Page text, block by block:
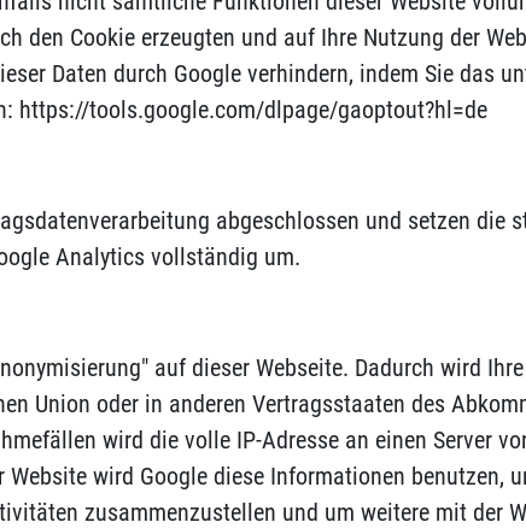
den Cookie erzeugten und auf Ihre Nutzung der
Daten durch Google verhindern, indem Sie das
https://tools.google.com/dlpage/gaoptout?hl=de
abgeschlossen und setzen die
Analytics vollständig um.
auf dieser Webseite. Dadurch wird
Union oder in anderen Vertragsstaaten des
wird die volle IP-Adresse an einen Server
wird Google diese Informationen benutzen,
zusammenzustellen und um weitere mit der